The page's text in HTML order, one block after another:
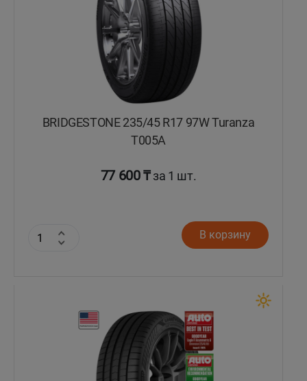
BRIDGESTONE 235/45 R17 97W Turanza
T005А
77 600 ₸за 1 шт.
В корзину